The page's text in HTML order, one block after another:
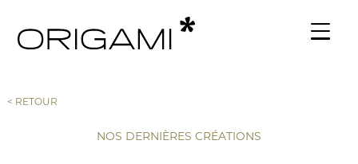
NOS DERNIÈRES CRÉATIONS
< RETOUR